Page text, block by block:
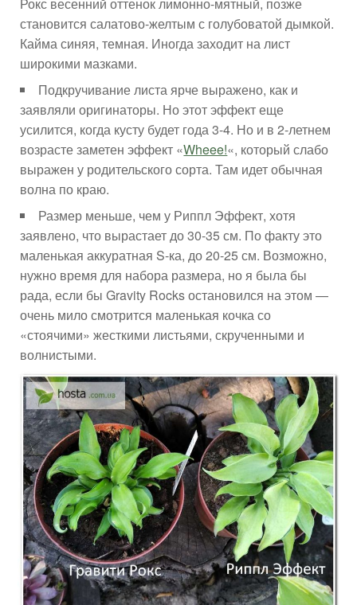
Рокс весенний оттенок лимонно-мятный, позже
становится салатово-желтым с голубоватой дымкой.
Кайма синяя, темная. Иногда заходит на лист
широкими мазками.
Подкручивание листа ярче выражено, как и
заявляли оригинаторы. Но этот эффект еще
усилится, когда кусту будет года 3-4. Но и в 2-летнем
возрасте заметен эффект «Wheee!«, который слабо
выражен у родительского сорта. Там идет обычная
волна по краю.
Размер меньше, чем у Риппл Эффект, хотя
заявлено, что вырастает до 30-35 см. По факту это
маленькая аккуратная S-ка, до 20-25 см. Возможно,
нужно время для набора размера, но я была бы
рада, если бы Gravity Rocks остановился на этом —
очень мило смотрится маленькая кочка со
«стоячими» жесткими листьями, скрученными и
волнистыми.